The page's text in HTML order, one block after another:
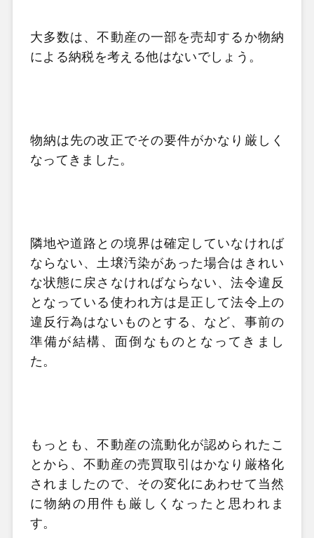
大多数は、不動産の一部を売却するか物納
による納税を考える他はないでしょう。
物納は先の改正でその要件がかなり厳しく
なってきました。
隣地や道路との境界は確定していなければ
ならない、土壌汚染があった場合はきれい
な状態に戻さなければならない、法令違反
となっている使われ方は是正して法令上の
違反行為はないものとする、など、事前の
準備が結構、面倒なものとなってきまし
た。
もっとも、不動産の流動化が認められたこ
とから、不動産の売買取引はかなり厳格化
されましたので、その変化にあわせて当然
に物納の用件も厳しくなったと思われま
す。